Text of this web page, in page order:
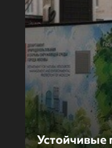
Устойчивые